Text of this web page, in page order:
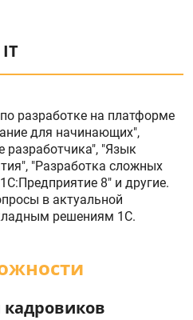
разработке на платформе
для начинающих",
разработчика", "Язык
"Разработка сложных
8" и другие.
в актуальной
решениям 1С.
кадровиков